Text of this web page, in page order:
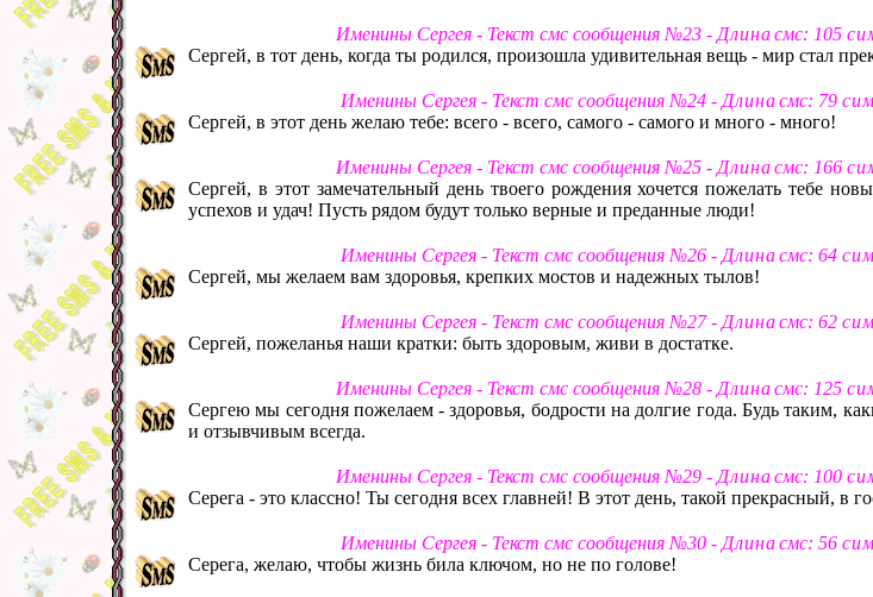
Именины Сергея - Текст смс сообщения №23 - Д л и н асмс: 105 с и
Сергей, в тот день, когда ты родился, произошла удивительная вещь - мир стал
Именины Сергея - Текст смс сообщения №24 - Д л и н асмс: 79 с и
Сергей, в этот день желаю тебе: всего - всего, самого - самого и много - много!
Именины Сергея - Текст смс сообщения №25 - Д л и н асмс: 166 с и
Сергей, в этот замечательный день твоего рождения хочется пожелать тебе
успехов и удач! Пусть рядом будут только верные и преданные люди!
Именины Сергея - Текст смс сообщения №26 - Д л и н асмс: 64 с и
Сергей, мы желаем вам здоровья, крепких мостов и надежных тылов!
Именины Сергея - Текст смс сообщения №27 - Д л и н асмс: 62 с и
Сергей, пожеланья наши кратки: быть здоровым, живи в достатке.
Именины Сергея - Текст смс сообщения №28 - Д л и н асмс: 125 с и
Сергею мы сегодня пожелаем - здоровья, бодрости на долгие года. Будь таким,
и отзывчивым всегда.
Именины Сергея - Текст смс сообщения №29 - Д л и н асмс: 100 с и
Серега - это классно! Ты сегодня всех главней! В этот день, такой прекрасный, в
Именины Сергея - Текст смс сообщения №30 - Д л и н асмс: 56 с и
Серега, желаю, чтобы жизнь била ключом, но не по голове!